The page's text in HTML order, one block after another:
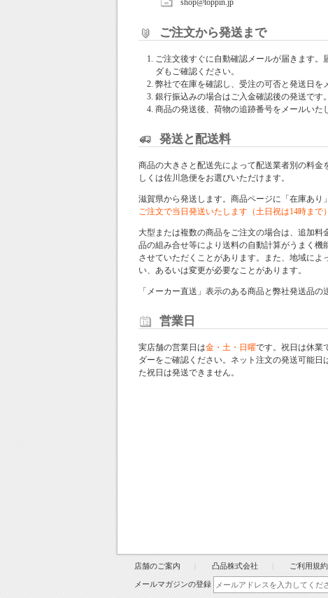
shop@toppin.jp
ご注文から発送まで
ご注文後すぐに自動確認メールが届きます。
ダもご確認ください。
弊社で在庫を確認し、受注の可否と発送日を
銀行振込みの場合はご入金確認後の発送です。
商品の発送後、荷物の追跡番号をメールいた
発送と配送料
商品の大きさと配送先によって配送業者別の料金
しくは佐川急便をお選びいただけます。
滋賀県から発送します。商品ページに「在庫あり
ご注文で当日発送いたします（土日祝は14時まで
大型または複数の商品をご注文の場合は、追加料
品の組み合せ等により送料の自動計算がうまく機
させていただくことがあります。また、地域によ
い、あるいは変更が必要なことがあります。
「メーカー直送」表示のある商品と弊社発送品の
営業日
実店舗の営業日は金・土・日曜です。祝日は休業
ダーをご確認ください。ネット注文の発送可能日
た祝日は発送できません。
店舗のご案内 凸品株式会社 ご利用規約
メールマガジンの登録